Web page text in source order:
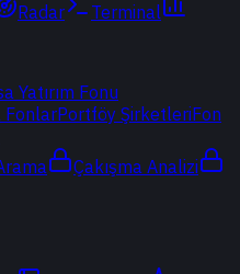
Radar
Terminal
Yatırım Fonu
FonlarPortföy ŞirketleriFon
Çakışma Analizi